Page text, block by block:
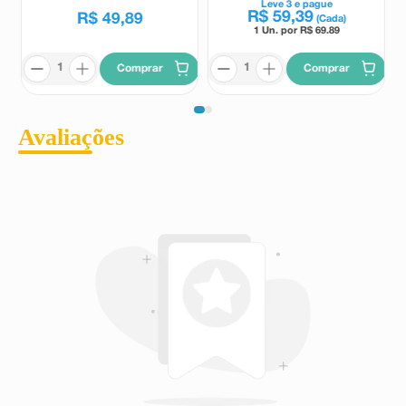
R$ 49,89
Comprar
Leve 3e pague
R$ 59,39 (Cada)
1 Un. por R$ 69.89
Comprar
Avaliações